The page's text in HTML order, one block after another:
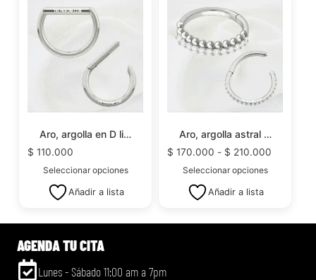
Aro, argolla en D li…
$ 110.000
Seleccionar opciones
Añadir a lista
Aro, argolla astral …
$ 170.000 - $ 210.000
Seleccionar opciones
Añadir a lista
AGENDA TU CITA
Lunes - Sábado 11:00 am a 7pm